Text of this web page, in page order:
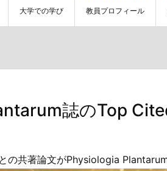
大学での学び 教員プロフィール
誌のTop
の共著論文がPhysiologia